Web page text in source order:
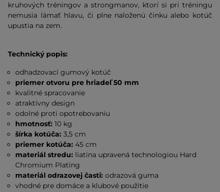
kruhových tréningov a strongmanov, ktorí si pri tréningu
nemusia lámať hlavu, či plne naloženú činku alebo kotúč
upustia na zem.
Technický popis:
odhadzovací gumový kotúč
priemer otvoru pre hriadeľ 50 mm
kvalitné spracovanie
atraktívny design
odolné proti opotrebovaniu
hmotnosť:10 kg
šírka kotúča:3,5 cm
priemer kotúča:45 cm
materiál stredu: liatina upravená technologiou Hard
Chromium Plating
materiál odrazovej časti: odrazová guma
vhodné pre domáce a klubové použitie